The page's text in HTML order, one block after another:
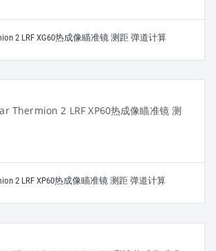
2 LRF XG60热成像瞄准镜 测距 弹道计算
2 LRF XP60热成像瞄准镜 测距 弹道计算